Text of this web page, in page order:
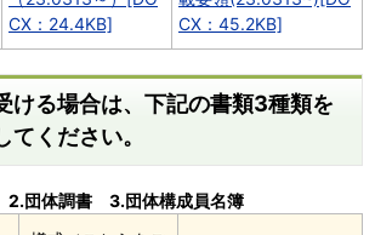
CX：24.4KB]
CX：45.2KB]
ける場合は、下記の書類3種類を
てください。
2.団体調書 3.団体構成員名簿